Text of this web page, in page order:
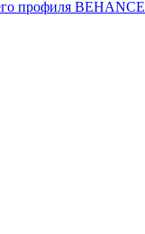
профиля BEHANCE